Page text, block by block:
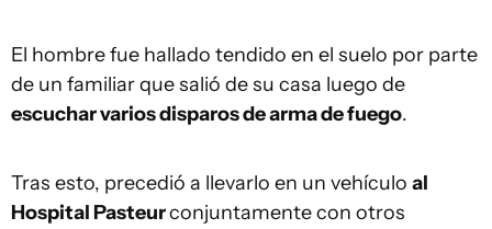
El hombre fue hallado tendido en el suelo por parte
de un familiar que salió de su casa luego de
escuchar varios disparos de arma de fuego.
Tras esto, precedió a llevarlo en un vehículo al
Hospital Pasteurconjuntamente con otros